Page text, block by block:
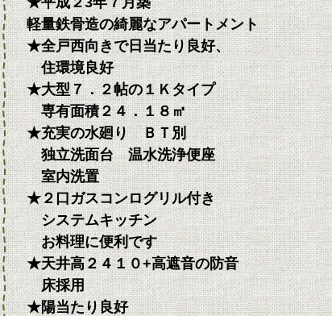
軽量鉄骨造の綺麗なアパートメント
★全戸西向きで日当たり良好、
住環境良好
★大型７．２帖の１Ｋタイプ
専有面積２４．１８㎡
★充実の水廻り ＢＴ別
独立洗面台 温水洗浄便座
室内洗置
★２口ガスコンログリル付き
システムキッチン
お料理に便利です
★天井高２４１０+高遮音の防音
床採用
★陽当たり良好